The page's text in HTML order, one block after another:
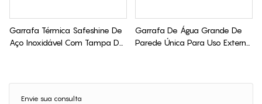
Envie sua consulta
Garrafa Térmica Safeshine De
Aço Inoxidável Com Tampa De
Garrafa De Água Grande De
Parede Única Para Uso Externo